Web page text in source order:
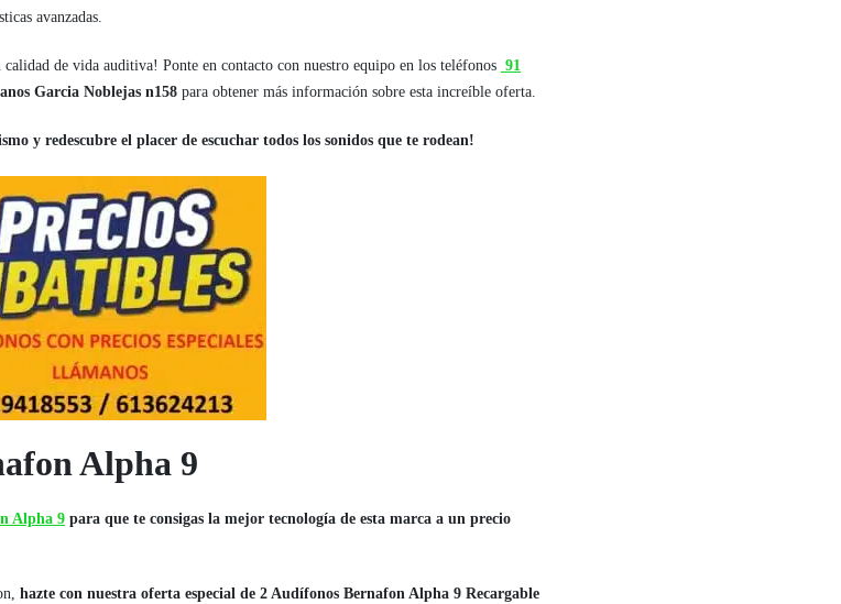
avanzadas.
de vida auditiva! Ponte en contacto con nuestro equipo en los teléfonos 91
Garcia Noblejas n158 para obtener más información sobre esta increíble oferta.
y redescubre el placer de escuchar todos los sonidos que te rodean!
Alpha 9
Alpha 9 para que te consigas la mejor tecnología de esta marca a un precio
hazte con nuestra oferta especial de 2 Audífonos Bernafon Alpha 9 Recargable